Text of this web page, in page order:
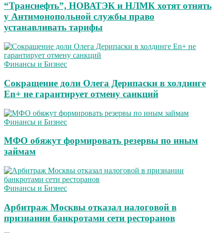
“Транснефть”, НОВАТЭК и НЛМК хотят отнять
у Антимонопольной службы право
устанавливать тарифы
Финансы и Бизнес
Сокращение доли Олега Дерипаски в холдинге
En+ не гарантирует отмену санкций
Финансы и Бизнес
МФО обяжут формировать резервы по иным
займам
Финансы и Бизнес
Арбитраж Москвы отказал налоговой в
признании банкротами сети ресторанов